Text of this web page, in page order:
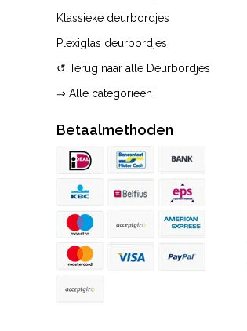
Klassieke deurbordjes
Plexiglas deurbordjes
↺ Terug naar alle Deurbordjes
⇒ Alle categorieën
Betaalmethoden